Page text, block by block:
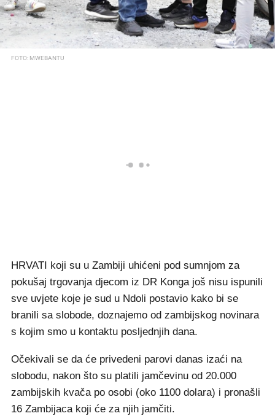
FOTO: MWEBANTU
HRVATI koji su u Zambiji uhićeni pod sumnjom za
pokušaj trgovanja djecom iz DR Konga još nisu ispunili
sve uvjete koje je sud u Ndoli postavio kako bi se
branili sa slobode, doznajemo od zambijskog novinara
s kojim smo u kontaktu posljednjih dana.
Očekivali se da će privedeni parovi danas izaći na
slobodu, nakon što su platili jamčevinu od 20.000
zambijskih kvača po osobi (oko 1100 dolara) i pronašli
16 Zambijaca koji će za njih jamčiti.